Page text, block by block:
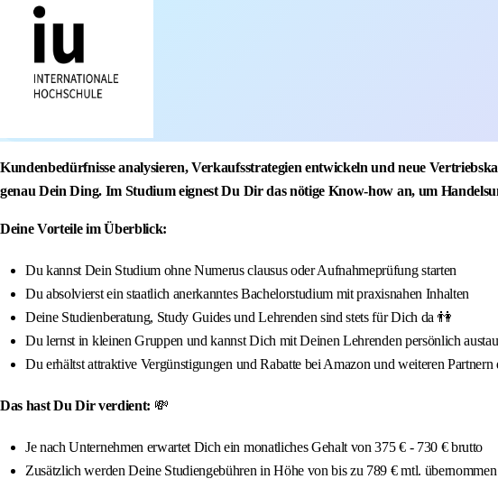
Kundenbedürfnisse analysieren, Verkaufsstrategien entwickeln und neue
genau Dein Ding. Im Studium eignest Du Dir das nötige Know-how an, um
Deine Vorteile im Überblick:
Du kannst Dein Studium ohne Numerus clausus oder Aufnahmeprüfung starten
Du absolvierst ein staatlich anerkanntes Bachelorstudium mit praxisnahen Inhalten
Deine Studienberatung, Study Guides und Lehrenden sind stets für Dich da 👫
Du lernst in kleinen Gruppen und kannst Dich mit Deinen Lehrenden persönlich
Du erhältst attraktive Vergünstigungen und Rabatte bei Amazon und weiteren Partnern
Das hast Du Dir verdient: 💸
Je nach Unternehmen erwartet Dich ein monatliches Gehalt von 375 € - 730 € brutto
Zusätzlich werden Deine Studiengebühren in Höhe von bis zu 789 € mtl. übernommen